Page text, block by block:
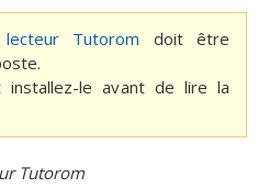
lecteur Tutorom doit être
installez-le avant de lire la
Tutorom